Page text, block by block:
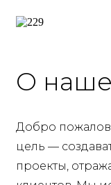
О
Добро
цель —
проекты,